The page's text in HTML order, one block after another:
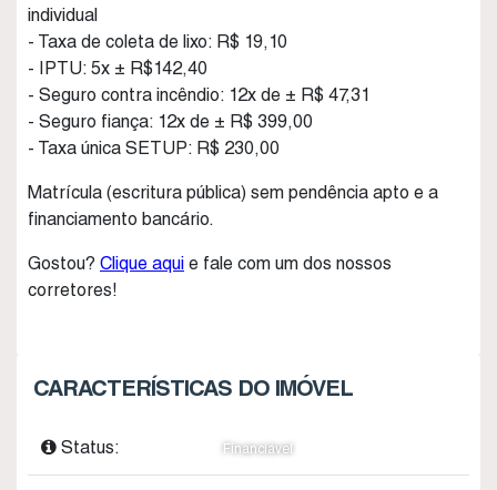
individual
- Taxa de coleta de lixo: R$ 19,10
- IPTU: 5x ± R$142,40
- Seguro contra incêndio: 12x de ± R$ 47,31
- Seguro fiança: 12x de ± R$ 399,00
- Taxa única SETUP: R$ 230,00
Matrícula (escritura pública) sem pendência apto e a
financiamento bancário.
Gostou? Clique aqui e fale com um dos nossos
corretores!
CARACTERÍSTICAS DO IMÓVEL
Status: Financiável